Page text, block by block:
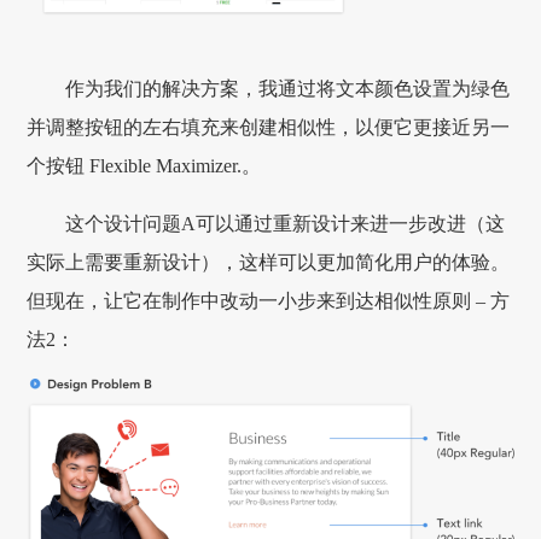
作为我们的解决方案，我通过将文本颜色设置为绿色
并调整按钮的左右填充来创建相似性，以便它更接近另一
个按钮 Flexible Maximizer.。
这个设计问题A可以通过重新设计来进一步改进（这
实际上需要重新设计），这样可以更加简化用户的体验。
但现在，让它在制作中改动一小步来到达相似性原则 – 方
法2：